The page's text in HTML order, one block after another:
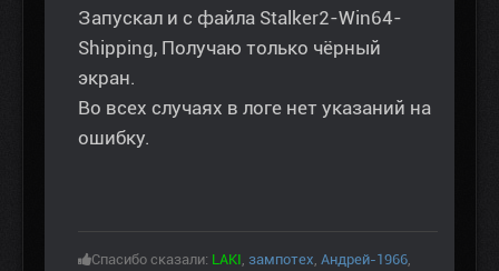
Запускал и с файла Stalker2-Win64-
Shipping, Получаю только чёрный
экран.
Во всех случаях в логе нет указаний на
ошибку.
Спасибо сказали: LAKI зампотех Андрей-1966